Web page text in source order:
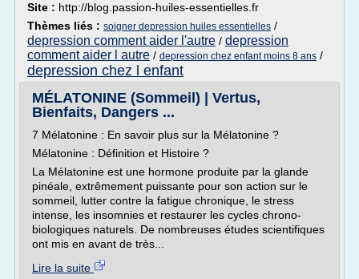
Site : http://blog.passion-huiles-essentielles.fr
Thèmes liés : soigner depression huiles essentielles /
depression comment aider l'autre / depression
comment aider l autre / depression chez enfant moins 8 ans /
depression chez l enfant
MÉLATONINE (Sommeil) | Vertus,
Bienfaits, Dangers ...
7 Mélatonine : En savoir plus sur la Mélatonine ?
Mélatonine : Définition et Histoire ?
La Mélatonine est une hormone produite par la glande
pinéale, extrêmement puissante pour son action sur le
sommeil, lutter contre la fatigue chronique, le stress
intense, les insomnies et restaurer les cycles chrono-
biologiques naturels. De nombreuses études scientifiques
ont mis en avant de très...
Lire la suite